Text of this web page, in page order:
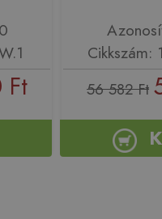
Ft
Cikkszám:
56 582 Ft